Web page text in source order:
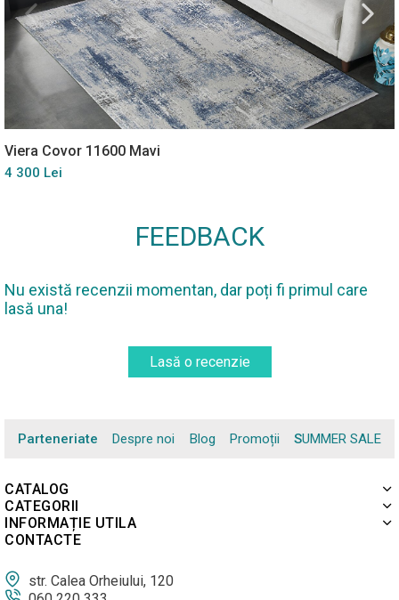
Viera Covor 11600 Mavi
4 300 Lei
FEEDBACK
Nu există recenzii momentan, dar poți fi primul care
lasă una!
Lasă o recenzie
Parteneriate Despre noi Blog Promoții SUMMER SALE
CATALOG
CATEGORII
INFORMAȚIE UTILA
CONTACTE
str. Calea Orheiului, 120